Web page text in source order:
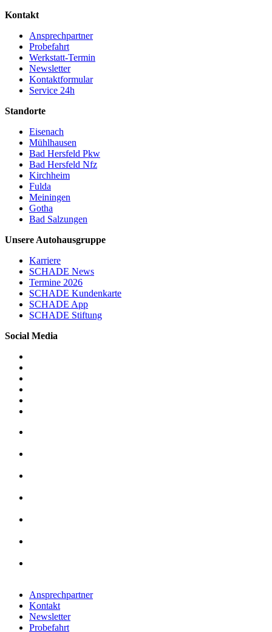
Kontakt
Ansprechpartner
Probefahrt
Werkstatt-Termin
Newsletter
Kontaktformular
Service 24h
Standorte
Eisenach
Mühlhausen
Bad Hersfeld Pkw
Bad Hersfeld Nfz
Kirchheim
Fulda
Meiningen
Gotha
Bad Salzungen
Unsere Autohausgruppe
Karriere
SCHADE News
Termine 2026
SCHADE Kundenkarte
SCHADE App
SCHADE Stiftung
Social Media
Ansprechpartner
Kontakt
Newsletter
Probefahrt